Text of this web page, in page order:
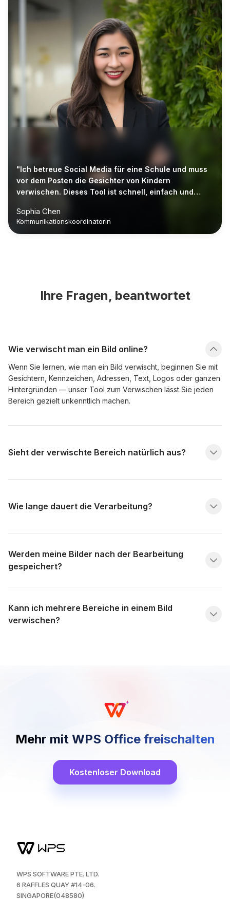
"Ich betreue Social Media für eine Schule und muss
vor dem Posten die Gesichter von Kindern
verwischen. Dieses Tool ist schnell, einfach und
Sophia Chen
Kommunikationskoordinatorin
Ihre Fragen, beantwortet
Wie verwischt man ein Bild online?
Wenn Sie lernen, wie man ein Bild verwischt, beginnen Sie mit
Gesichtern, Kennzeichen, Adressen, Text, Logos oder ganzen
Hintergründen — unser Tool zum Verwischen lässt Sie jeden
Bereich gezielt unkenntlich machen.
Sieht der verwischte Bereich natürlich aus?
Wie lange dauert die Verarbeitung?
Werden meine Bilder nach der Bearbeitung
gespeichert?
Kann ich mehrere Bereiche in einem Bild
verwischen?
Mehr mit WPS Office freischalten
Kostenloser Download
WPS SOFTWARE PTE. LTD.
6 RAFFLES QUAY #14-06.
SINGAPORE(048580)